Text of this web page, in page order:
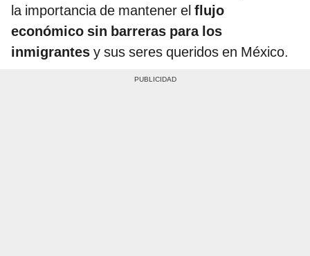
la importancia de mantener el flujo
económico sin barreras para los
inmigrantes y sus seres queridos en México.